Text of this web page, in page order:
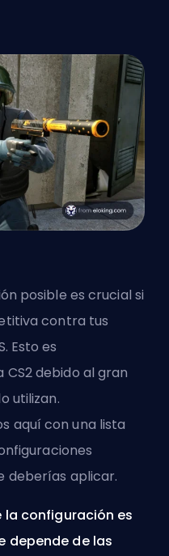
posible es crucial si
contra tus
Esto es
debido al gran
utilizan.
aquí con una lista
deberías aplicar.
la configuración es
depende de las